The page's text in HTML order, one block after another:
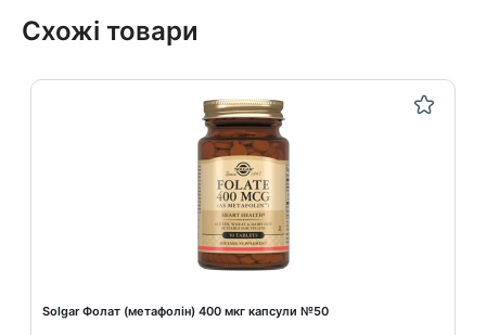
Схожі товари
Solgar Фолат (метафолін) 400 мкг капсули №50